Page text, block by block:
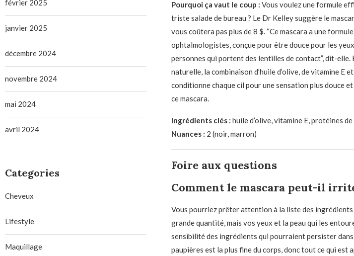
Pourquoi ça vaut le coup : Vous voulez une formule
triste salade de bureau ? Le Dr Kelley suggère le
vous coûtera pas plus de 8 $. “Ce mascara a une
ophtalmologistes, conçue pour être douce pour les
personnes qui portent des lentilles de contact”, dit-elle.
naturelle, la combinaison d’huile d’olive, de vitamine E
conditionne chaque cil pour une sensation plus douce
ce mascara.
Ingrédients clés : huile d’olive, vitamine E, protéines de
Nuances : 2 (noir, marron)
Foire aux questions
Comment le mascara peut-il
Vous pourriez prêter attention à la liste des ingrédients
grande quantité, mais vos yeux et la peau qui les
sensibilité des ingrédients qui pourraient persister
paupières est la plus fine du corps, donc tout ce qui est
février 2025
janvier 2025
décembre 2024
novembre 2024
mai 2024
avril 2024
Categories
Cheveux
Lifestyle
Maquillage